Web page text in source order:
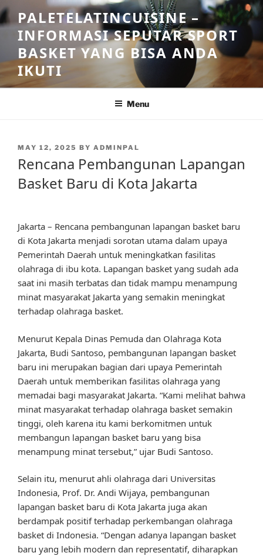
Skip
to
content
PALETELATINCUISINE –
INFORMASI SEPUTAR SPORT
BASKET YANG BISA ANDA
IKUTI
Menu
POSTED
MAY 12, 2025 BY ADMINPAL
Rencana Pembangunan Lapangan
Basket Baru di Kota Jakarta
Jakarta – Rencana pembangunan lapangan basket baru
di Kota Jakarta menjadi sorotan utama dalam upaya
Pemerintah Daerah untuk meningkatkan fasilitas
olahraga di ibu kota. Lapangan basket yang sudah ada
saat ini masih terbatas dan tidak mampu menampung
minat masyarakat Jakarta yang semakin meningkat
terhadap olahraga basket.
Menurut Kepala Dinas Pemuda dan Olahraga Kota
Jakarta, Budi Santoso, pembangunan lapangan basket
baru ini merupakan bagian dari upaya Pemerintah
Daerah untuk memberikan fasilitas olahraga yang
memadai bagi masyarakat Jakarta. “Kami melihat bahwa
minat masyarakat terhadap olahraga basket semakin
tinggi, oleh karena itu kami berkomitmen untuk
membangun lapangan basket baru yang bisa
menampung minat tersebut,” ujar Budi Santoso.
Selain itu, menurut ahli olahraga dari Universitas
Indonesia, Prof. Dr. Andi Wijaya, pembangunan
lapangan basket baru di Kota Jakarta juga akan
berdampak positif terhadap perkembangan olahraga
basket di Indonesia. “Dengan adanya lapangan basket
baru yang lebih modern dan representatif, diharapkan